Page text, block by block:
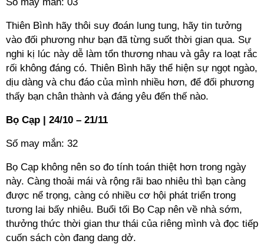
Thiên Bình hãy thôi suy đoán lung tung, hãy tin tưởng
vào đối phương như bạn đã từng suốt thời gian qua. Sự
nghi kị lúc này dễ làm tổn thương nhau và gây ra loạt rắc
rối không đáng có. Thiên Bình hãy thể hiện sự ngọt ngào,
dịu dàng và chu đáo của mình nhiều hơn, để đối phương
thấy bạn chân thành và đáng yêu đến thế nào.
Bọ Cạp | 24/10 – 21/11
Số may mắn: 32
Bọ Cạp không nên so đo tính toán thiệt hơn trong ngày
này. Càng thoải mái và rộng rãi bao nhiêu thì bạn càng
được nể trọng, càng có nhiều cơ hội phát triển trong
tương lai bấy nhiêu. Buổi tối Bọ Cạp nên về nhà sớm,
thưởng thức thời gian thư thái của riêng mình và đọc tiếp
cuốn sách còn đang dang dở.